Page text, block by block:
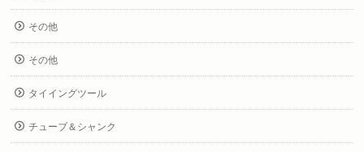
その他
その他
タイイングツール
チューブ＆シャンク